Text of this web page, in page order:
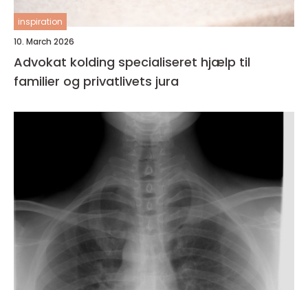
inspiration
10. March 2026
Advokat kolding specialiseret hjælp til
familier og privatlivets jura